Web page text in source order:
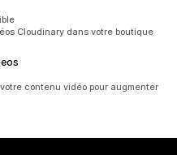
Cloudinary dans votre boutique
contenu vidéo pour augmenter